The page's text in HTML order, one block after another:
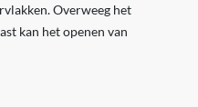
Overweeg het
kan het openen van